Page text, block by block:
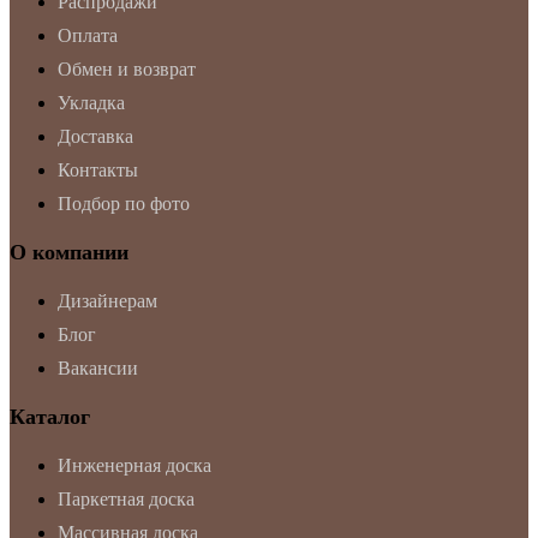
Оплата
Обмен и возврат
Укладка
Доставка
Контакты
Подбор по фото
О компании
Дизайнерам
Блог
Вакансии
Каталог
Инженерная доска
Паркетная доска
Массивная доска